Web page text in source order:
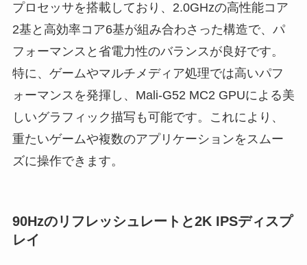
プロセッサを搭載しており、2.0GHzの高性能コア
2基と高効率コア6基が組み合わさった構造で、パ
フォーマンスと省電力性のバランスが良好です。
特に、ゲームやマルチメディア処理では高いパフ
ォーマンスを発揮し、Mali-G52 MC2 GPUによる美
しいグラフィック描写も可能です。これにより、
重たいゲームや複数のアプリケーションをスムー
ズに操作できます。
90Hzのリフレッシュレートと2K IPSディスプ
レイ